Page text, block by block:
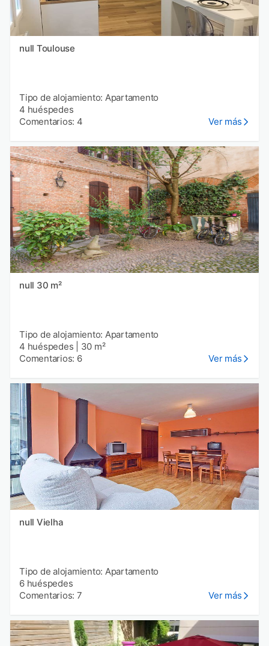
null Toulouse
Tipo de alojamiento: Apartamento
4 huéspedes
Comentarios: 4
Ver más
null 30 m²
Tipo de alojamiento: Apartamento
4 huéspedes
30 m²
Comentarios: 6
Ver más
null Vielha
Tipo de alojamiento: Apartamento
6 huéspedes
Comentarios: 7
Ver más